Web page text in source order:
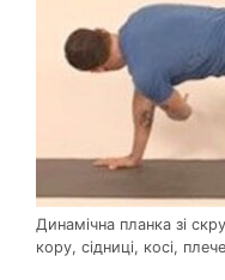
Динамічна планка зі
кору, сідниці, косі,